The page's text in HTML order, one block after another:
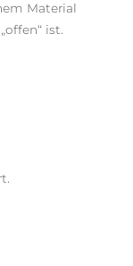
Material
ist.